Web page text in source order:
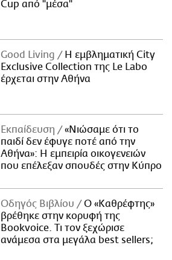
Cup από "μέσα"
Good Living
Η εμβληματική City
Exclusive Collection της Le Labo
έρχεται στην Αθήνα
Εκπαίδευση
«Νιώσαμε ότι το
παιδί δεν έφυγε ποτέ από την
Αθήνα»: Η εμπειρία οικογενειών
που επέλεξαν σπουδές στην Κύπρο
Οδηγός Βιβλίου
Ο «Καθρέφτης»
βρέθηκε στην κορυφή της
Bookvoice. Τι τον ξεχώρισε
ανάμεσα στα μεγάλα best sellers;